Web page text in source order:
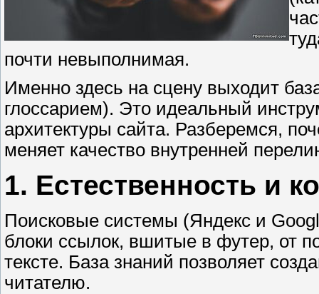
почти невыполнимая.
Именно здесь на сцену выходит
глоссарием). Это идеальный
архитектуры сайта. Разберемся,
меняет качество внутренней
1. Естественность и
Поисковые системы (Яндекс и
блоки ссылок, вшитые в футер, от
тексте. База знаний позволяет
читателю.